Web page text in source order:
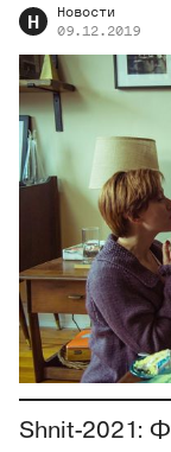
Н
Новости
09.12.2019
Shnit-2021: